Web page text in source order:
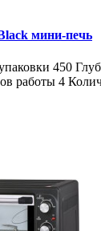
мини-печь
450
работы 4